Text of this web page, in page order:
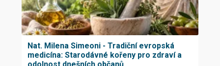
Nat. Milena Simeoni - Tradiční evropská
medicína: Starodávné kořeny pro zdraví a
odolnost dnešních občanů